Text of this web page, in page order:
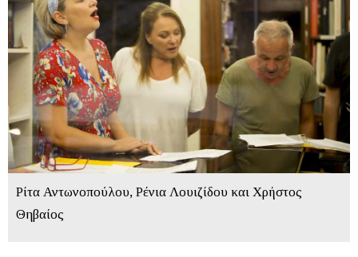
Ρίτα Αντωνοπούλου, Ρένια Λουιζίδου και Χρήστος
Θηβαίος